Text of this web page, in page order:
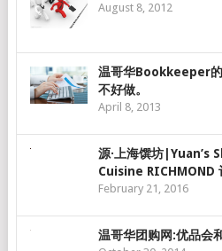
August 8, 2012
温哥华Bookkeeper
不好做。
April 8, 2013
源·上海馔坊
Cuisine RICHMOND
February 21, 2016
温哥华团购网:优品会